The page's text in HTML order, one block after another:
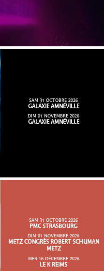
SAM 31 OCTOBRE 2026
GALAXIE AMNÉVILLE
DIM 01 NOVEMBRE 2026
GALAXIE AMNÉVILLE
SAM 31 OCTOBRE 2026
PMC STRASBOURG
DIM 01 NOVEMBRE 2026
METZ CONGRÈS ROBERT SCHUMAN
METZ
MER 16 DÉCEMBRE 2026
LE K REIMS